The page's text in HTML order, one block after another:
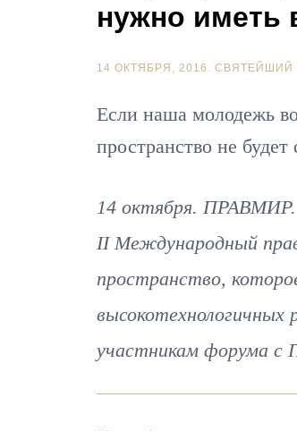
нужно иметь
14 ОКТЯБРЯ, 2016. СВЯТЕЙШИЙ
Если наша молодежь
пространство не
14 октября. ПРАВМИР.
II Международный
пространство,
высокотехнологичных
участникам форума с